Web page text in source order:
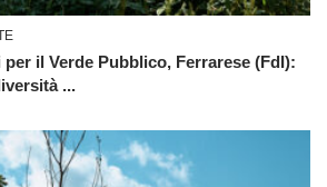
il Verde Pubblico, Ferrarese (FdI):
...